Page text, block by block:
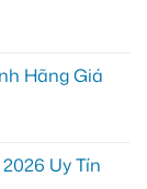
Hãng Giá
Uy Tín